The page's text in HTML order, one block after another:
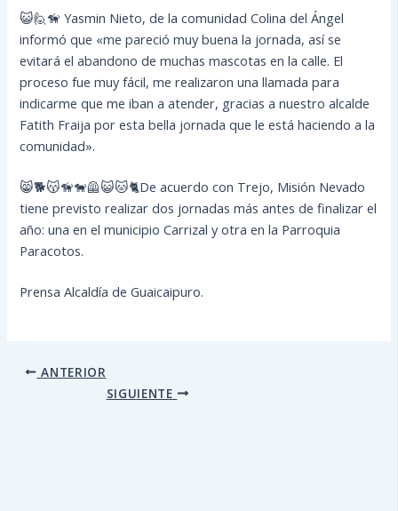
😺🙋🦮 Yasmin Nieto, de la comunidad Colina del Ángel
informó que «me pareció muy buena la jornada, así se
evitará el abandono de muchas mascotas en la calle. El
proceso fue muy fácil, me realizaron una llamada para
indicarme que me iban a atender, gracias a nuestro alcalde
Fatith Fraija por esta bella jornada que le está haciendo a la
comunidad».
😸🐕😽🦮🐕‍🦺😺🐱🐈De acuerdo con Trejo, Misión Nevado
tiene previsto realizar dos jornadas más antes de finalizar el
año: una en el municipio Carrizal y otra en la Parroquia
Paracotos.
Prensa Alcaldía de Guaicaipuro.
ANTERIOR
SIGUIENTE